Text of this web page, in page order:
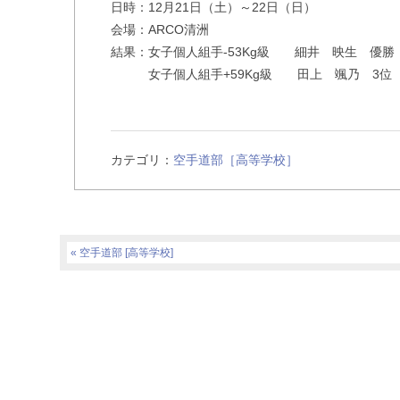
日時：12月21日（土）～22日（日）
会場：ARCO清洲
結果：女子個人組手-53Kg級 細井 映生 優勝
女子個人組手+59Kg級 田上 颯乃 3位
カテゴリ： 空手道部［高等学校］
空手道部 [高等学校]